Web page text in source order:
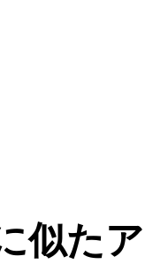
似た